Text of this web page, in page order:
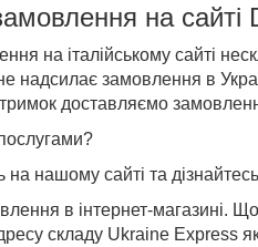
насайті
на італійському сайті
надсилає замовлення в
доставляємо
на нашому сайті та
в інтернет-магазині.
складу Ukraine Express